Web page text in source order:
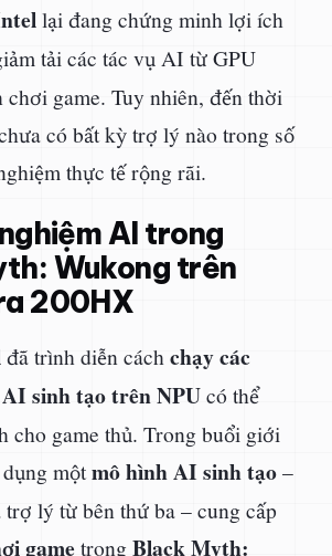
lại đang chứng minh lợi ích
tải các tác vụ AI từ GPU
game. Tuy nhiên, đến thời
có bất kỳ trợ lý nào trong số
thực tế rộng rãi.
AI trong
Wukong trên
200HX
đã trình diễn cách chạy các
sinh tạo trên NPUcó thể
cho game thủ. Trong buổi giới
mộtmô hình AI sinh tạo–
trợ lý từ bên thứ ba – cung cấp
gametrongBlack Myth: